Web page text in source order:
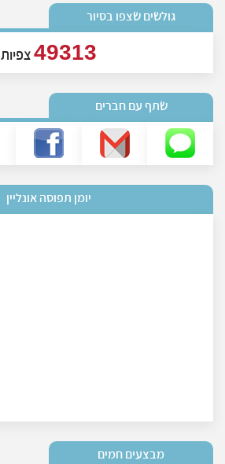
גולשים שצפו בסיור
49313צפיות
שתף עם חברים
יומן תפוסה אונליין
מבצעים חמים